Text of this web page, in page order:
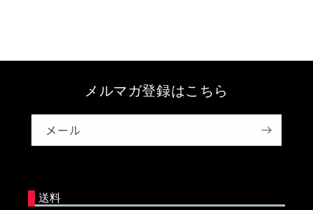
メルマガ登録はこちら
メール
送料